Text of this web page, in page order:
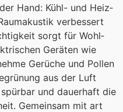
Hand: Kühl- und Heiz­
verbessert
sorgt für Wohl­
Geräten wie
Gerüche und Pollen
aus der Luft
und dauer­haft die
Gemeinsam mit art